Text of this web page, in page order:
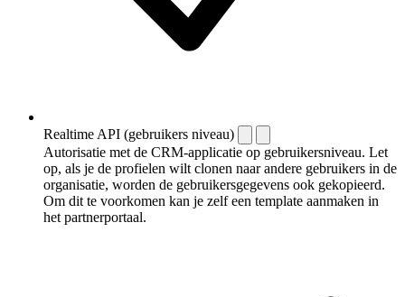
Realtime API (gebruikers niveau)
Autorisatie met de CRM-applicatie op gebruikersniveau. Let
op, als je de profielen wilt clonen naar andere gebruikers in de
organisatie, worden de gebruikersgegevens ook gekopieerd.
Om dit te voorkomen kan je zelf een template aanmaken in
het partnerportaal.